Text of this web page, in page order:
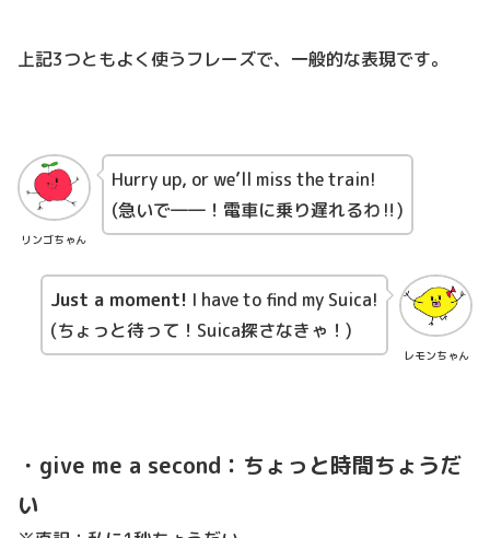
上記3つともよく使うフレーズで、一般的な表現です。
リンゴちゃん
Hurry up, or we’ll miss the train!
(急いで――！電車に乗り遅れるわ‼)
レモンちゃん
Just a moment! I have to find my Suica!
(ちょっと待って！Suica探さなきゃ！)
・give me a second：ちょっと時間ちょうだ
い